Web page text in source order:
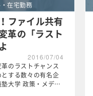
在宅勤務
ファイル共有
革の「ラスト
2016/07/04
革のラストチャンス
する数々の有名企
大学 政策・メデ…